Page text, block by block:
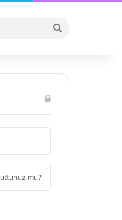
...
mu?